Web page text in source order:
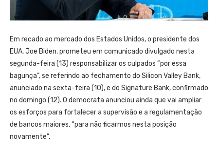
Em recado ao mercado dos Estados Unidos, o presidente dos
EUA, Joe Biden, prometeu em comunicado divulgado nesta
segunda-feira (13) responsabilizar os culpados “por essa
bagunça”, se referindo ao fechamento do Silicon Valley Bank,
anunciado na sexta-feira (10), e do Signature Bank, confirmado
no domingo (12). O democrata anunciou ainda que vai ampliar
os esforços para fortalecer a supervisão e a regulamentação
de bancos maiores, “para não ficarmos nesta posição
novamente”.